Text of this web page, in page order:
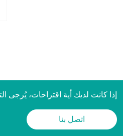
إذا كانت لديك أية اقتراحات، يُرجى
اتصل بنا